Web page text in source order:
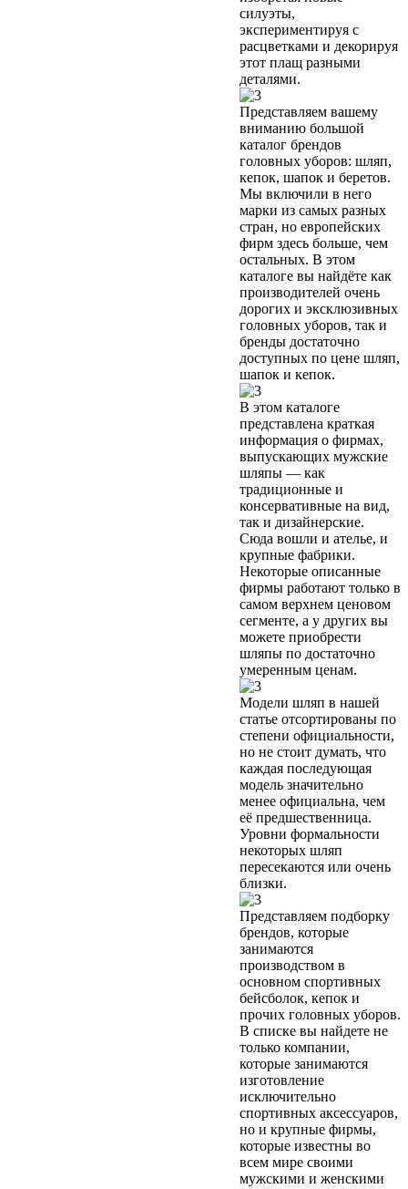
силуэты,
экспериментируя с
расцветками и декорируя
этот плащ разными
деталями.
Представляем вашему
вниманию большой
каталог брендов
головных уборов: шляп,
кепок, шапок и беретов.
Мы включили в него
марки из самых разных
стран, но европейских
фирм здесь больше, чем
остальных. В этом
каталоге вы найдёте как
производителей очень
дорогих и эксклюзивных
головных уборов, так и
бренды достаточно
доступных по цене шляп,
шапок и кепок.
В этом каталоге
представлена краткая
информация о фирмах,
выпускающих мужские
шляпы — как
традиционные и
консервативные на вид,
так и дизайнерские.
Сюда вошли и ателье, и
крупные фабрики.
Некоторые описанные
фирмы работают только в
самом верхнем ценовом
сегменте, а у других вы
можете приобрести
шляпы по достаточно
умеренным ценам.
Модели шляп в нашей
статье отсортированы по
степени официальности,
но не стоит думать, что
каждая последующая
модель значительно
менее официальна, чем
её предшественница.
Уровни формальности
некоторых шляп
пересекаются или очень
близки.
Представляем подборку
брендов, которые
занимаются
производством в
основном спортивных
бейсболок, кепок и
прочих головных уборов.
В списке вы найдете не
только компании,
которые занимаются
изготовление
исключительно
спортивных аксессуаров,
но и крупные фирмы,
которые известны во
всем мире своими
мужскими и женскими